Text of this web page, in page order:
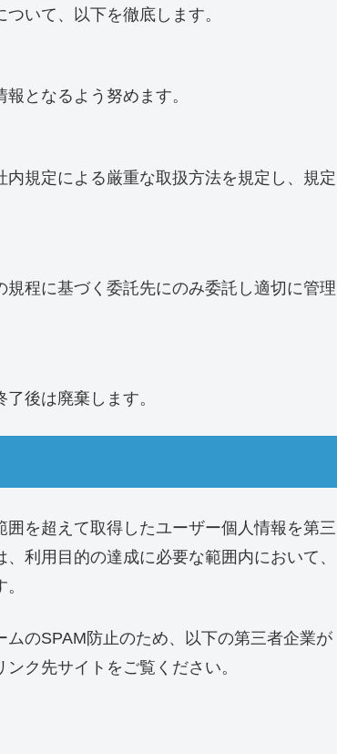
いて、以下を徹底します。
となるよう努めます。
規定による厳重な取扱方法を規定し、規定
程に基づく委託先にのみ委託し適切に管理
後は廃棄します。
を超えて取得したユーザー個人情報を第三
利用目的の達成に必要な範囲内において、
のSPAM防止のため、以下の第三者企業が
ク先サイトをご覧ください。